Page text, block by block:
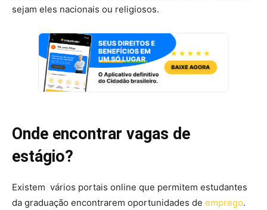
sejam eles nacionais ou religiosos.
Onde encontrar vagas de
estágio?
Existem vários portais online que permitem estudantes
da graduação encontrarem oportunidades de emprego.